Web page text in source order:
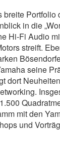
Portfolio
in die
Hi-Fi Audio
streift.
seine
dort
mit den
und